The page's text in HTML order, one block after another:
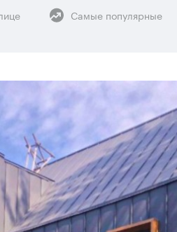
Самые популярные